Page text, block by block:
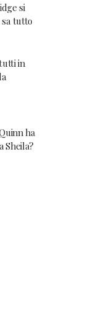
si
tutto
in
ha
Sheila?